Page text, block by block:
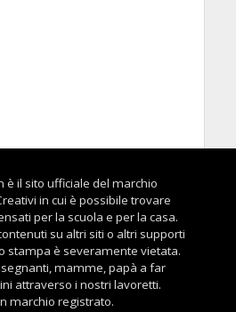
è il sito ufficiale del marchio
in cui è possibile trovare
per la scuola e per la casa.
su altri siti o altri supporti
stampa è severamente vietata.
mamme, papà a far
attraverso i nostri lavoretti.
marchio registrato.